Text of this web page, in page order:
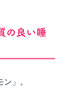
の良い睡
」。